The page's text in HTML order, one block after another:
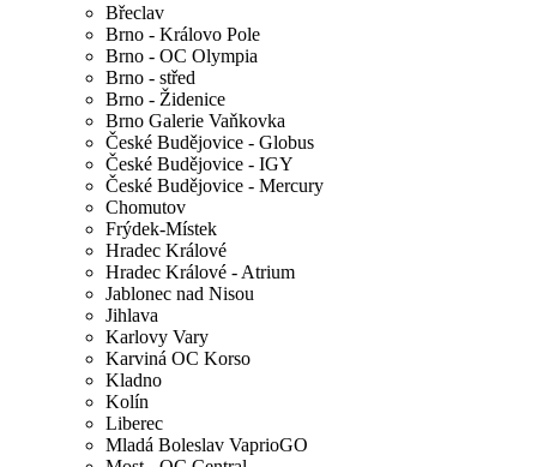
Břeclav
Brno - Královo Pole
Brno - OC Olympia
Brno - střed
Brno - Židenice
Brno Galerie Vaňkovka
České Budějovice - Globus
České Budějovice - IGY
České Budějovice - Mercury
Chomutov
Frýdek-Místek
Hradec Králové
Hradec Králové - Atrium
Jablonec nad Nisou
Jihlava
Karlovy Vary
Karviná OC Korso
Kladno
Kolín
Liberec
Mladá Boleslav VaprioGO